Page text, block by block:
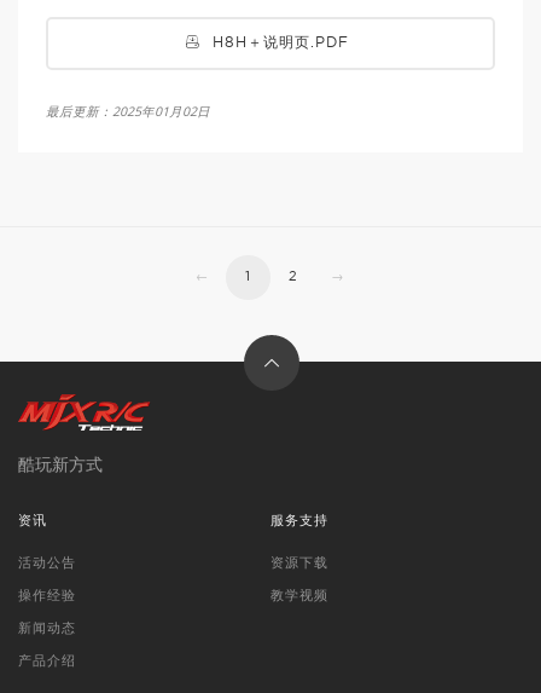
H8H＋说明页.PDF
最后更新：2025年01月02日
← 1 2 →
酷玩新方式
资讯
活动公告
操作经验
新闻动态
产品介绍
服务支持
资源下载
教学视频